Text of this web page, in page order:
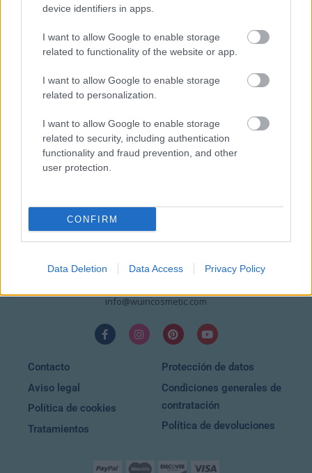
device identifiers in apps.
I want to allow Google to enable storage
related to functionality of the website or app.
I want to allow Google to enable storage
related to personalization.
I want to allow Google to enable storage
related to security, including authentication
functionality and fraud prevention, and other
user protection.
CONFIRM
Data Deletion Data Access Privacy Policy
DIRECCIÓN
Calle Santo Domingo, 51
06001 Badajoz
+34 630 329 960
HORARIO
info@wuincosmetic.com
Contacto
Aviso legal
Política de cookies
Tratamientos
Protección de datos
Condiciones generales de
contratación
Política de devoluciones